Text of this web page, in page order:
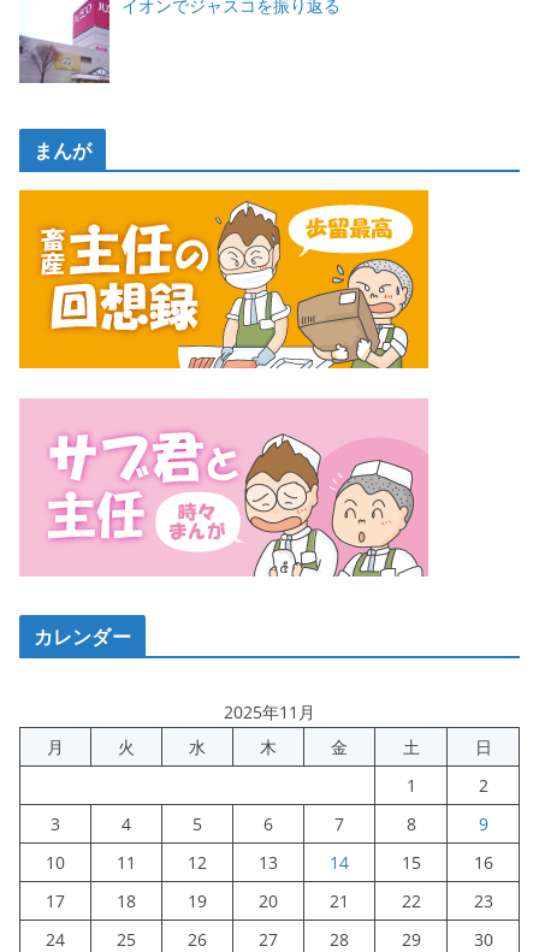
イオンでジャスコを振り返る
まんが
カレンダー
2025年11月
月
火 水 木 金 土
日
1
2
3
4 5 6 7 8
9
10
11 12 13 14 15
16
17
18 19 20 21 22
23
24
25 26 27 28 29 30